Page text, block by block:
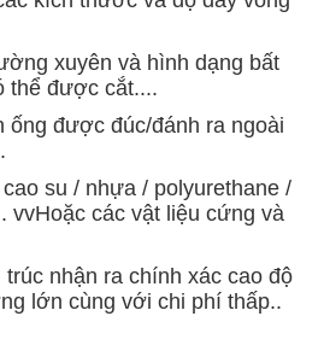
xuyên và hình dạng bất
thể được cắt....
ống được đúc/đánh ra ngoài
su / nhựa / polyurethane /
vvHoặc các vật liệu cứng và
nhận ra chính xác cao độ
lớn cùng với chi phí thấp..